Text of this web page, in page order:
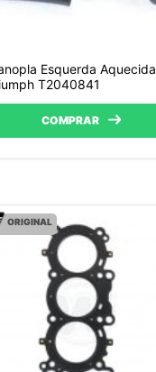
Esquerda Aquecida
T2040841
COMPRAR
ORIGINAL